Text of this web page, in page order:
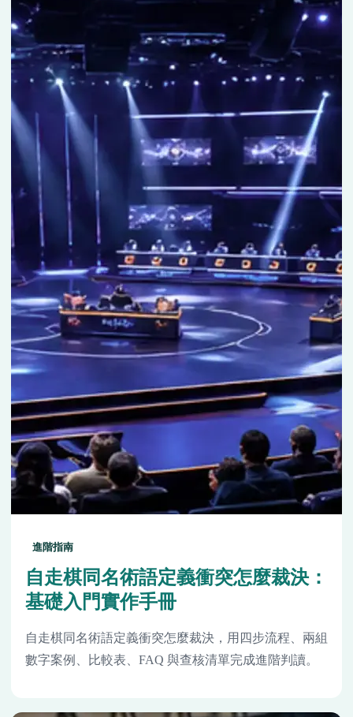
進階指南
自走棋同名術語定義衝突怎麼裁決：
基礎入門實作手冊
自走棋同名術語定義衝突怎麼裁決，用四步流程、兩組
數字案例、比較表、FAQ 與查核清單完成進階判讀。